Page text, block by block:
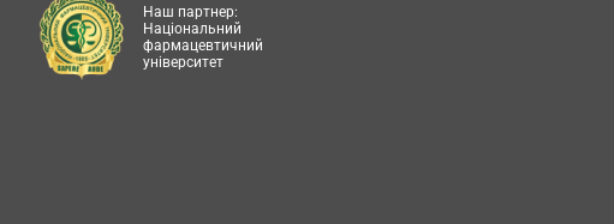
Наш партнер:
Національний
фармацевтичний
університет